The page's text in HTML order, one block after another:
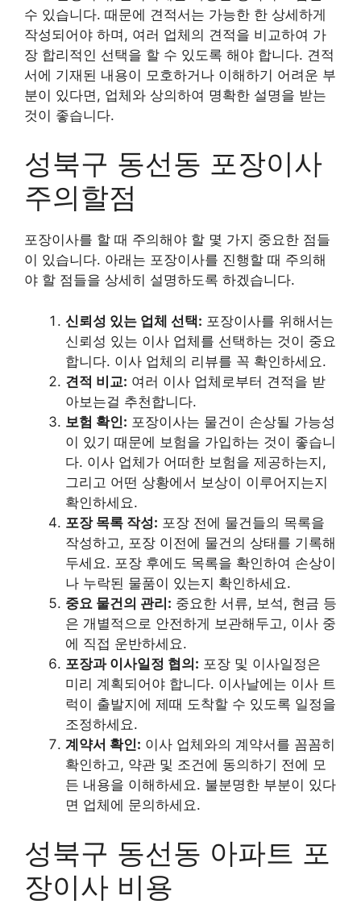
수 있습니다. 때문에 견적서는 가능한 한 상세하게
작성되어야 하며, 여러 업체의 견적을 비교하여 가
장 합리적인 선택을 할 수 있도록 해야 합니다. 견적
서에 기재된 내용이 모호하거나 이해하기 어려운 부
분이 있다면, 업체와 상의하여 명확한 설명을 받는
것이 좋습니다.
성북구 동선동 포장이사
주의할점
포장이사를 할 때 주의해야 할 몇 가지 중요한 점들
이 있습니다. 아래는 포장이사를 진행할 때 주의해
야 할 점들을 상세히 설명하도록 하겠습니다.
신뢰성 있는 업체 선택: 포장이사를 위해서는
신뢰성 있는 이사 업체를 선택하는 것이 중요
합니다. 이사 업체의 리뷰를 꼭 확인하세요.
견적 비교: 여러 이사 업체로부터 견적을 받
아보는걸 추천합니다.
보험 확인: 포장이사는 물건이 손상될 가능성
이 있기 때문에 보험을 가입하는 것이 좋습니
다. 이사 업체가 어떠한 보험을 제공하는지,
그리고 어떤 상황에서 보상이 이루어지는지
확인하세요.
포장 목록 작성: 포장 전에 물건들의 목록을
작성하고, 포장 이전에 물건의 상태를 기록해
두세요. 포장 후에도 목록을 확인하여 손상이
나 누락된 물품이 있는지 확인하세요.
중요 물건의 관리: 중요한 서류, 보석, 현금 등
은 개별적으로 안전하게 보관해두고, 이사 중
에 직접 운반하세요.
포장과 이사일정 협의: 포장 및 이사일정은
미리 계획되어야 합니다. 이사날에는 이사 트
럭이 출발지에 제때 도착할 수 있도록 일정을
조정하세요.
계약서 확인: 이사 업체와의 계약서를 꼼꼼히
확인하고, 약관 및 조건에 동의하기 전에 모
든 내용을 이해하세요. 불분명한 부분이 있다
면 업체에 문의하세요.
성북구 동선동 아파트 포
장이사 비용